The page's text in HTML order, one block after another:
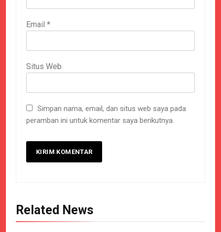
Email *
Situs Web
Simpan nama, email, dan situs web saya pada
peramban ini untuk komentar saya berikutnya.
Related News